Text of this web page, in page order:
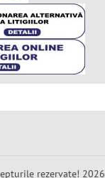
rezervate! 2026